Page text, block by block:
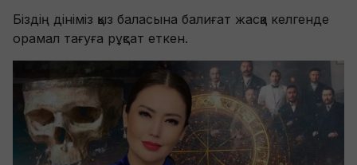
Біздің дініміз қыз баласына балиғат жасқа келгенде
орамал тағуға рұқсат еткен.